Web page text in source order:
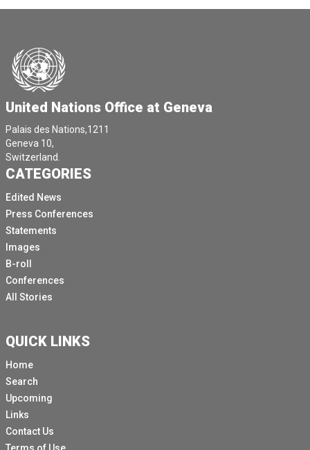
United Nations Office at Geneva
Palais des Nations,1211
Geneva 10,
Switzerland.
CATEGORIES
Edited News
Press Conferences
Statements
Images
B-roll
Conferences
All Stories
QUICK LINKS
Home
Search
Upcoming
Links
Contact Us